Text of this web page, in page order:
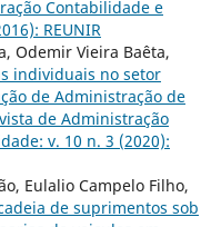
Contabilidade e
REUNIR
Odemir Vieira Baêta,
individuais no setor
de Administração de
de Administração
v. 10 n. 3 (2020):
Eulalio Campelo Filho,
de suprimentos sob